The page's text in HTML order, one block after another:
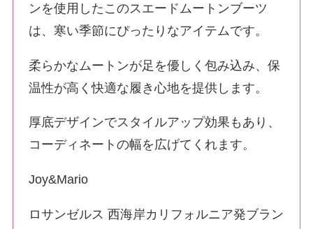
ンを使用したこのスエードムートンブーツ
は、寒い季節にぴったりなアイテムです。
柔らかなムートンが足を優しく包み込み、保
温性が高く快適な履き心地を提供します。
厚底デザインでスタイルアップ効果もあり、
コーディネートの幅を広げてくれます。
Joy&Mario
ロサンゼルス 西海岸カリフォルニア発ブラン